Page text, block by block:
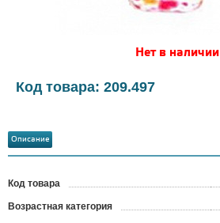
Нет в наличии
Код товара: 209.497
Описание
Код товара
Возрастная категория